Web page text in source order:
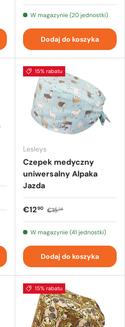
W magazynie (20 jednostki)
Dodaj do koszyka
15% rabatu
Lesleys
Czepek medyczny
uniwersalny Alpaka
Jazda
€1290 €1525
W magazynie (41 jednostki)
Dodaj do koszyka
15% rabatu